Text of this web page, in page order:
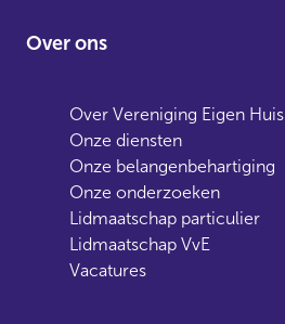
Over ons
Over Vereniging Eigen Huis
Onze diensten
Onze belangenbehartiging
Onze onderzoeken
Lidmaatschap particulier
Lidmaatschap VvE
Vacatures